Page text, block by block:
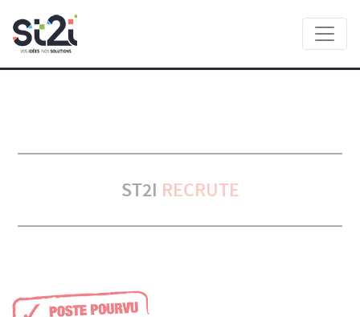
ST2I RECRUTE
Panneau de gestion des cookies